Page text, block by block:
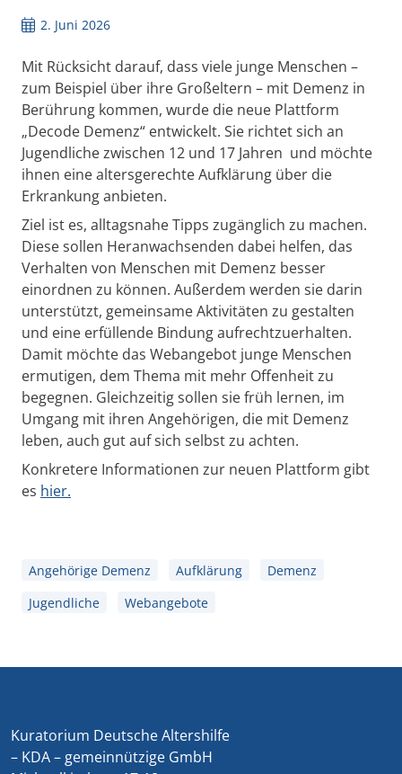
2. Juni 2026
Mit Rücksicht darauf, dass viele junge Menschen –
zum Beispiel über ihre Großeltern – mit Demenz in
Berührung kommen, wurde die neue Plattform
„Decode Demenz“ entwickelt. Sie richtet sich an
Jugendliche zwischen 12 und 17 Jahren und möchte
ihnen eine altersgerechte Aufklärung über die
Erkrankung anbieten.
Ziel ist es, alltagsnahe Tipps zugänglich zu machen.
Diese sollen Heranwachsenden dabei helfen, das
Verhalten von Menschen mit Demenz besser
einordnen zu können. Außerdem werden sie darin
unterstützt, gemeinsame Aktivitäten zu gestalten
und eine erfüllende Bindung aufrechtzuerhalten.
Damit möchte das Webangebot junge Menschen
ermutigen, dem Thema mit mehr Offenheit zu
begegnen. Gleichzeitig sollen sie früh lernen, im
Umgang mit ihren Angehörigen, die mit Demenz
leben, auch gut auf sich selbst zu achten.
Konkretere Informationen zur neuen Plattform gibt
es hier.
Angehörige Demenz Aufklärung
Demenz
Jugendliche
Webangebote
Kuratorium Deutsche Altershilfe
– KDA – gemeinnützige GmbH